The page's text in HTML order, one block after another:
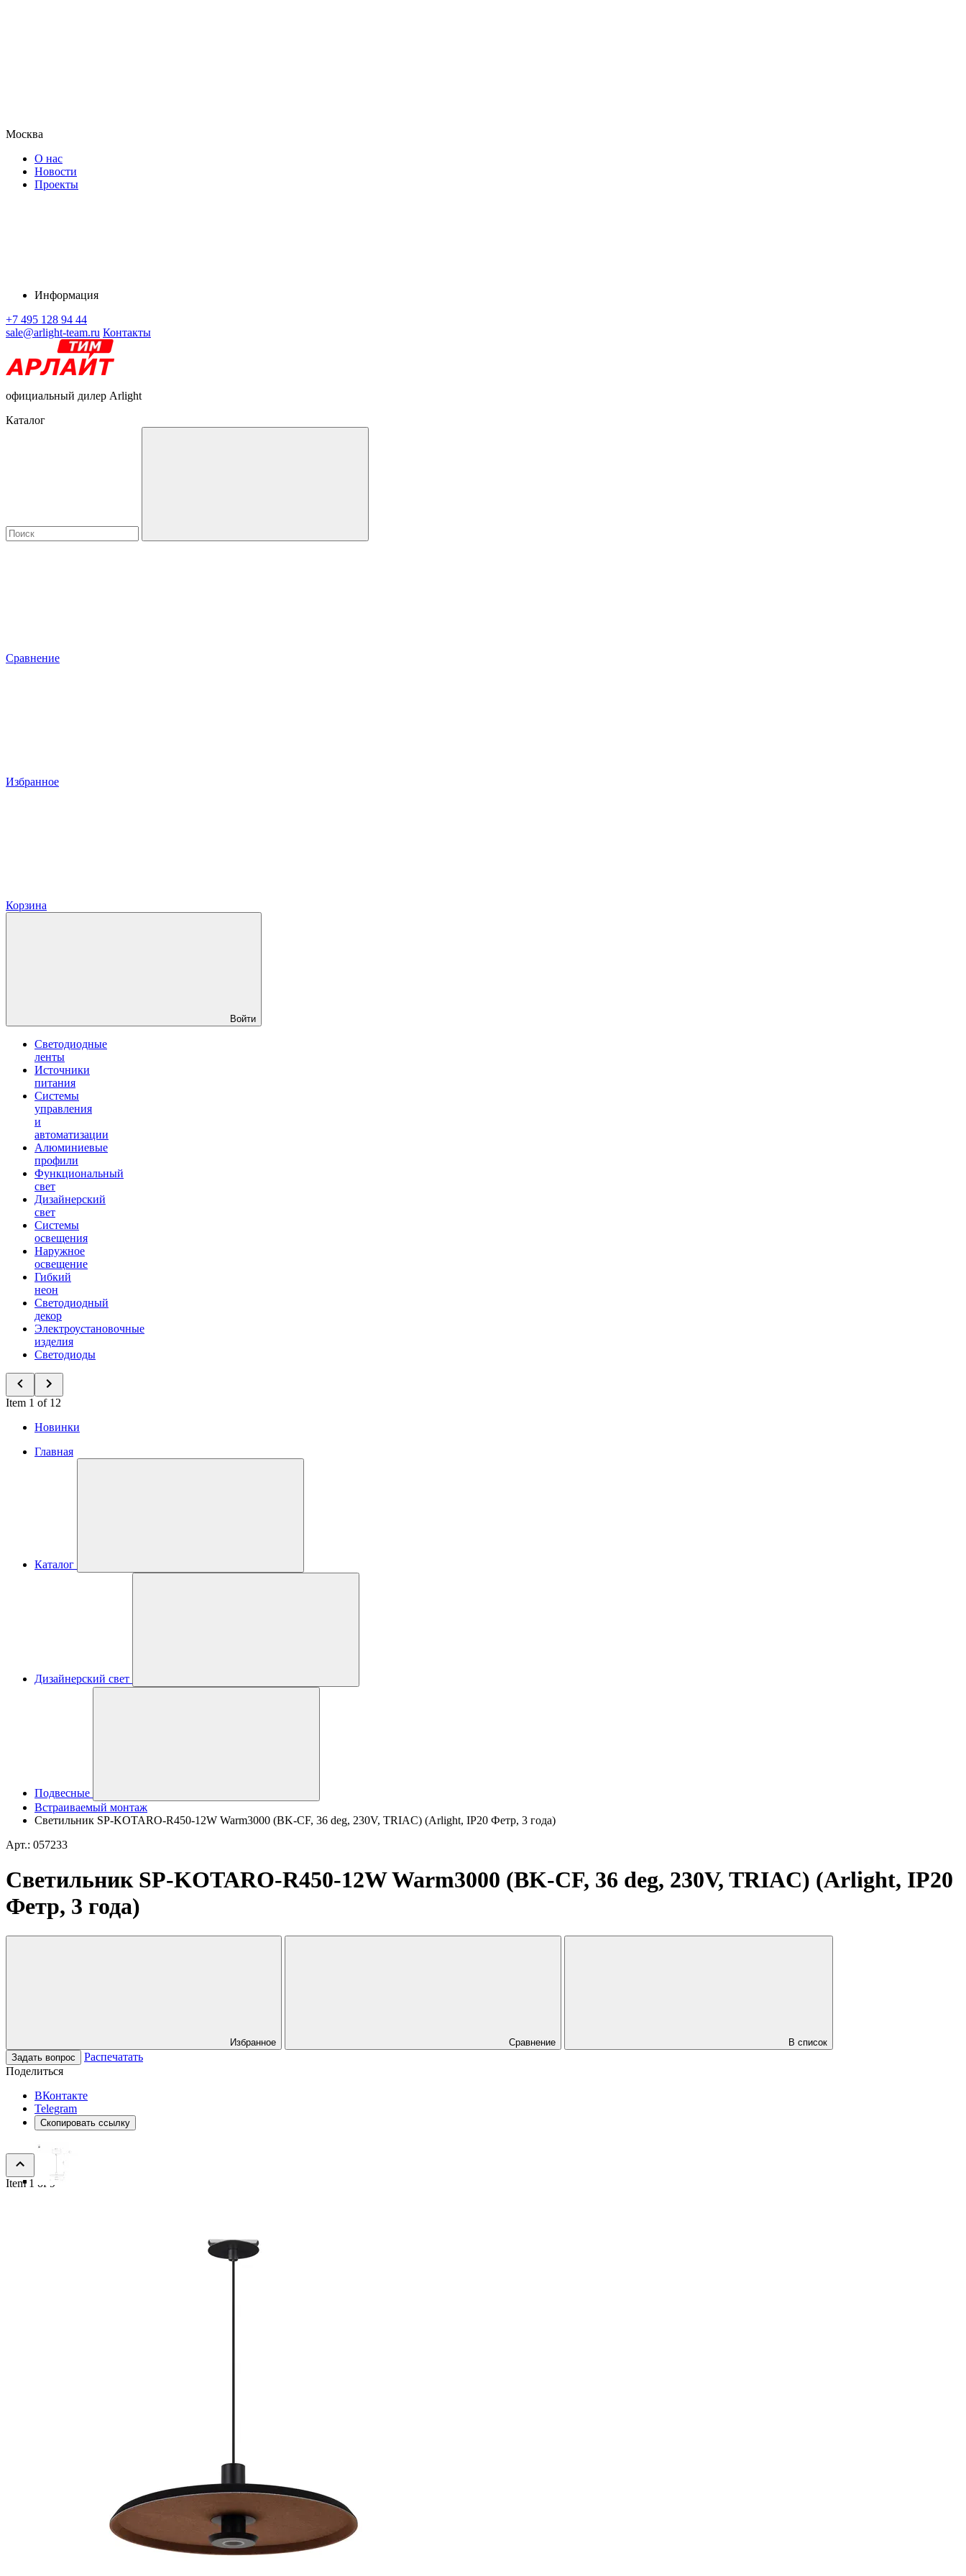
Москва
О нас
Новости
Проекты
Информация
+7 495 128 94 44
sale@arlight-team.ru Контакты
официальный дилер Arlight
Каталог
Сравнение
Избранное
Корзина
Войти
Светодиодные
ленты
Источники
питания
Системы
управления
и
автоматизации
Алюминиевые
профили
Функциональный
свет
Дизайнерский
свет
Системы
освещения
Наружное
освещение
Гибкий
неон
Светодиодный
декор
Электроустановочные
изделия
Светодиоды
Item 1 of 12
Новинки
Главная
Каталог
Дизайнерский свет
Подвесные
Встраиваемый монтаж
Светильник SP-KOTARO-R450-12W Warm3000 (BK-CF, 36 deg, 230V, TRIAC) (Arlight, IP20 Фетр, 3 года)
Арт.: 057233
Светильник SP-KOTARO-R450-12W Warm3000 (BK-CF, 36 deg, 230V, TRIAC) (Arlight, IP20
Фетр, 3 года)
Избранное Сравнение
В список
Задать вопрос
Распечатать
Поделиться
ВКонтакте
Telegram
Скопировать ссылку
Item 1 of 9